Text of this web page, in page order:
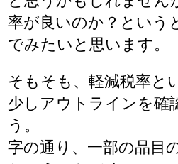
率が良いのか？という
でみたいと思います。
そもそも、軽減税率と
少しアウトラインを確
う。
字の通り、一部の品目